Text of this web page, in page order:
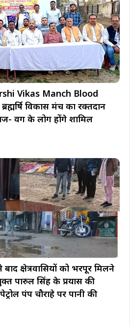
Vikas Manch Blood
विकास मंच का रक्तदान
वर्ग के लोग होंगे शामिल
क्षेत्रवासियों को भरपूर मिलने
पारुल सिंह के प्रयास की
पंप चौराहे पर पानी की